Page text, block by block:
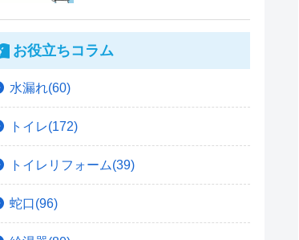
お役立ちコラム
水漏れ(60)
トイレ(172)
トイレリフォーム(39)
蛇口(96)